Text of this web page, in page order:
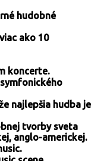
hudobné
ako 10
koncerte.
najlepšia hudba je
tvorby sveta
anglo-americkej.